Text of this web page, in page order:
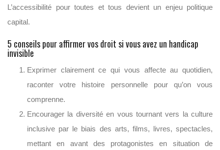
L’accessibilité pour toutes et tous devient un enjeu politique
capital.
5 conseils pour affirmer vos droit si vous avez un handicap
invisible
Exprimer clairement ce qui vous affecte au quotidien,
raconter votre histoire personnelle pour qu’on vous
comprenne.
Encourager la diversité en vous tournant vers la culture
inclusive par le biais des arts, films, livres, spectacles,
mettant en avant des protagonistes en situation de